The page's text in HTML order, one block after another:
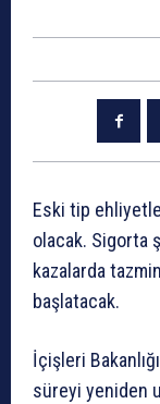
Eski tip
olacak. Sigorta
kazalarda
başlatacak.
İçişleri
süreyi yeniden